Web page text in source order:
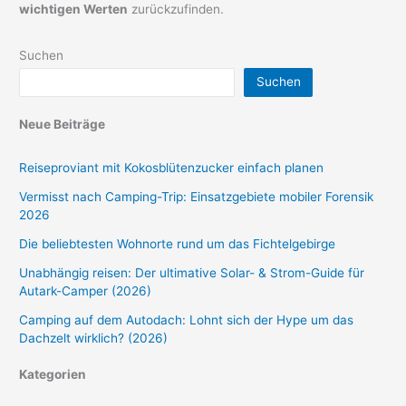
wichtigen Werten zurückzufinden.
Suchen
Suchen
Neue Beiträge
Reiseproviant mit Kokosblütenzucker einfach planen
Vermisst nach Camping-Trip: Einsatzgebiete mobiler Forensik
2026
Die beliebtesten Wohnorte rund um das Fichtelgebirge
Unabhängig reisen: Der ultimative Solar- & Strom-Guide für
Autark-Camper (2026)
Camping auf dem Autodach: Lohnt sich der Hype um das
Dachzelt wirklich? (2026)
Kategorien